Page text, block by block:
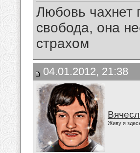
Любовь чахнет
свобода, она
страхом
04.01.2012, 21:38
Живу я